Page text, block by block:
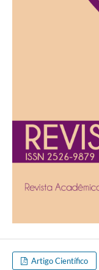
Artigo Científico